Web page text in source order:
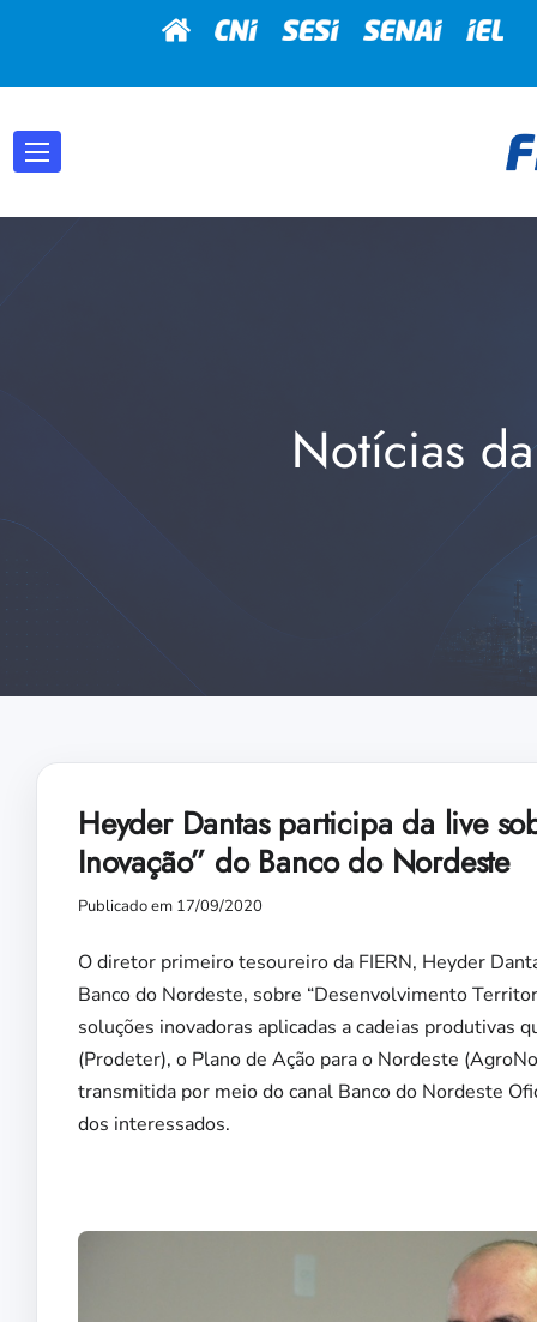
Notícias
Heyder Dantas participa da live
Inovação” do Banco do Nordeste
Publicado em 17/09/2020
O diretor primeiro tesoureiro da FIERN, Heyder
Banco do Nordeste, sobre “Desenvolvimento
soluções inovadoras aplicadas a cadeias
(Prodeter), o Plano de Ação para o Nordeste
transmitida por meio do canal Banco do Nordeste
dos interessados.